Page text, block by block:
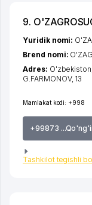
9.
Mamlakat kodi: +998
+99873
Tashkilot tegishli
Yuridik nomi:
Brend nomi:
Adres: O'zbekiston,
G.FARMONOV, 13